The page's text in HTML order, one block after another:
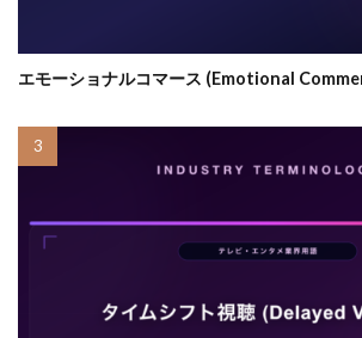
エモーショナルコマース (Emotional